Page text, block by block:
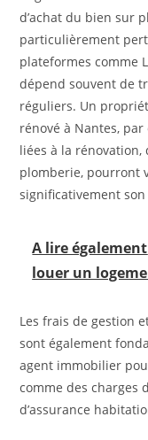
d’achat du bien sur
particulièrement
plateformes comme
dépend souvent de
réguliers. Un
rénové à Nantes,
liées à la rénovation,
plomberie, pourront
significativement
A lire également
louer un
Les frais de gestion
sont également
agent immobilier
comme des charges
d’assurance